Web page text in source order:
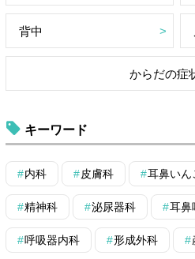
背中
からだの症
キーワード
内科 皮膚科 耳鼻いん
精神科 泌尿器科 耳鼻
呼吸器内科 形成外科